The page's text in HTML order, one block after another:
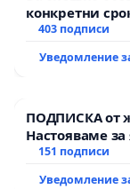
конкретни
Мирово - к.к.
403 подписи
Уведомление
ПОДПИСКА от
Настояваме
АД и от
151 подписи
Уведомление